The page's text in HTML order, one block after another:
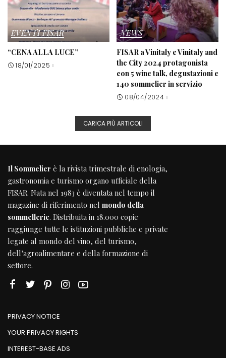
EVENTI FISAR
“CENA ALLA LUCE”
18/01/2025
NEWS
FISAR a Vinitaly e Vinitaly and
the City 2024 protagonista
con 5 wine talk, degustazioni e
140 sommelier in servizio
08/04/2024
CARICA PIÙ ARTICOLI
Il Sommelier è la rivista trimestrale di enologia,
gastronomia e turismo organo ufficiale della
FISAR. Nata nel 1983 è diventata nel tempo il
magazine di riferimento nel mondo della
sommellerie. Distribuita in 18.000 copie
raggiunge tutte le istituzioni pubbliche e private
legate al mondo del vino, del turismo,
dell’agroalimentare e della formazione di
settore.
PRIVACY NOTICE
YOUR PRIVACY RIGHTS
INTEREST-BASE ADS